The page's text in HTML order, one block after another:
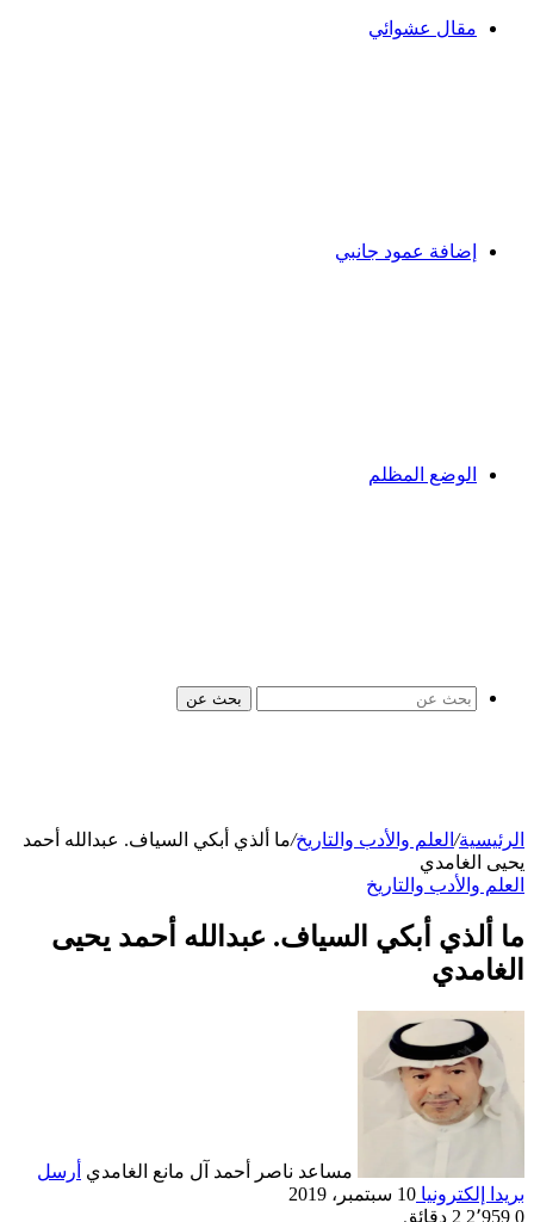
مقال عشوائي
إضافة عمود جانبي
الوضع المظلم
بحث عن
الرئيسية/ العلم والأدب والتاريخ/ما ألذي أبكي السياف. عبدالله أحمد
يحيى الغامدي
العلم والأدب والتاريخ
ما ألذي أبكي السياف. عبدالله أحمد يحيى
الغامدي
مساعد ناصر أحمد آل مانع الغامدي أرسل
بريدا إلكترونيا 10 سبتمبر، 2019
0
2 دقائق